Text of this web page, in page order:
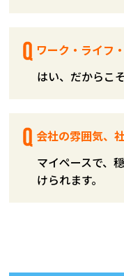
ワーク・ライフ
はい、だからこ
会社の雰囲気、
マイペースで、
けられます。